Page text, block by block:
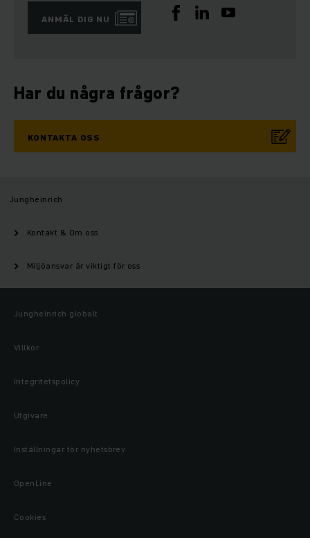
ANMÄL DIG NU
Har du några frågor?
KONTAKTA OSS
Jungheinrich
Kontakt & Om oss
Miljöansvar är viktigt för oss
Jungheinrich globalt
Villkor
Integritetspolicy
Utgivare
Inställningar för nyhetsbrev
OpenLine
Cookies